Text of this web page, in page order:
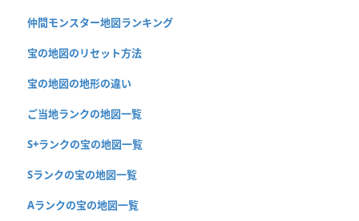
仲間モンスター地図ランキング
宝の地図のリセット方法
宝の地図の地形の違い
ご当地ランクの地図一覧
S+ランクの宝の地図一覧
Sランクの宝の地図一覧
Aランクの宝の地図一覧